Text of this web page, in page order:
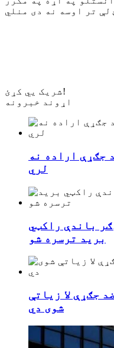
شریک یي کړئ!
اړوند خبرونه
جګړې اراده نه
لري
باندې راکټي
برید ترسره شو
جګړې لا زیاتې
شوی دي